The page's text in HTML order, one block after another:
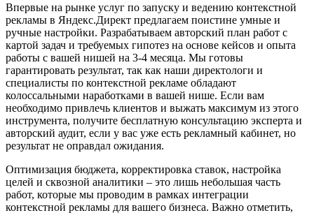
Впервые на рынке услуг по запуску и ведению контекстной
рекламы в Яндекс.Директ предлагаем поистине умные и
ручные настройки. Разрабатываем авторский план работ с
картой задач и требуемых гипотез на основе кейсов и опыта
работы с вашей нишей на 3-4 месяца. Мы готовы
гарантировать результат, так как наши директологи и
специалисты по контекстной рекламе обладают
колоссальными наработками в вашей нише. Если вам
необходимо привлечь клиентов и выжать максимум из этого
инструмента, получите бесплатную консультацию эксперта и
авторский аудит, если у вас уже есть рекламный кабинет, но
результат не оправдал ожидания.
Оптимизация бюджета, корректировка ставок, настройка
целей и сквозной аналитики – это лишь небольшая часть
работ, которые мы проводим в рамках интеграции
контекстной рекламы для вашего бизнеса. Важно отметить,